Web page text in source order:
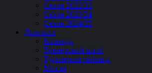
Сезон 2022/23
Сезон 2023/24
Сезон 2024/25
Дизелист
Команда
Тренерский штаб
Турнирная таблица
Матчи